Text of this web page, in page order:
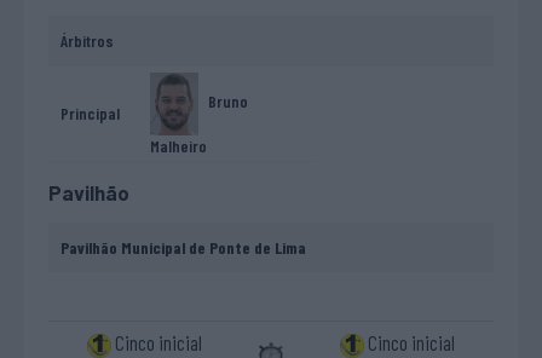
Árbitros
Principal
Bruno
Malheiro
Pavilhão
Pavilhão Municipal de Ponte de Lima
Cinco inicial
Cinco inicial